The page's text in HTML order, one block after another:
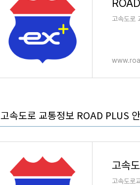
고속도로
고속도로 교통정보 ROAD PLUS
고속
고속도로